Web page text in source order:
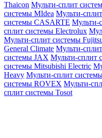
Thaicon Мульти-сплит
системы MIdea Мульти-
системы CASARTE Мульти-
сплит системы Electrolux
Мульти-сплит системы
General Climate Мульти-
системы JAX Мульти-сплит
системы Mitsubishi Electric
Heavy Мульти-сплит
системы ROVEX Мульти-
сплит системы Tosot